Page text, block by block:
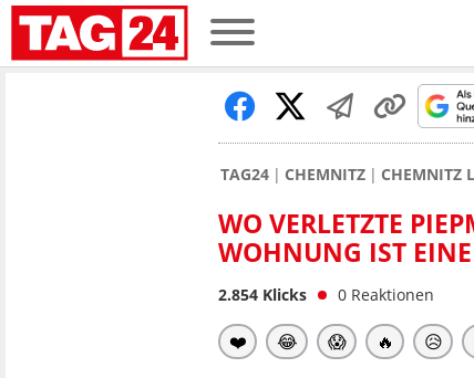
TAG24 CHEMNITZ CHEMNITZ
WO VERLETZTE
WOHNUNG IST
2.854 Klicks 0 Reaktionen
❤️ 😂 😱 🔥 😥